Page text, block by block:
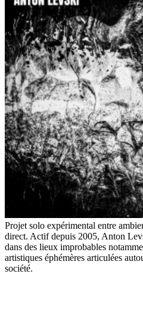
Projet solo expérimental entre
direct. Actif depuis 2005, Anton
dans des lieux improbables
artistiques éphémères articulées
société.